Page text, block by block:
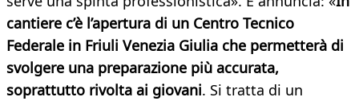
cantiere c’è l’apertura di un Centro Tecnico
Federale in Friuli Venezia Giulia che permetterà di
svolgere una preparazione più accurata,
soprattutto rivolta ai giovani. Si tratta di un